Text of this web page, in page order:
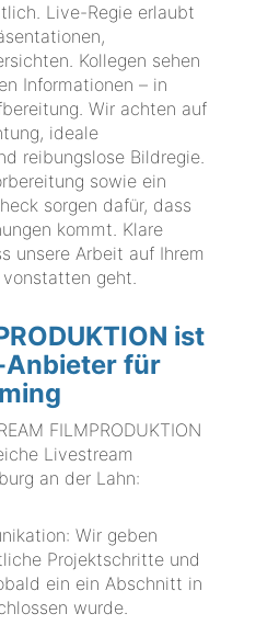
Live-Regie erlaubt
Kollegen sehen
Informationen – in
Wir achten auf
ideale
reibungslose Bildregie.
sowie ein
sorgen dafür, dass
kommt. Klare
unsere Arbeit auf Ihrem
geht.
ist
Anbieter für
FILMPRODUKTION
Livestream
an der Lahn:
Wir geben
Projektschritte und
ein ein Abschnitt in
wurde.